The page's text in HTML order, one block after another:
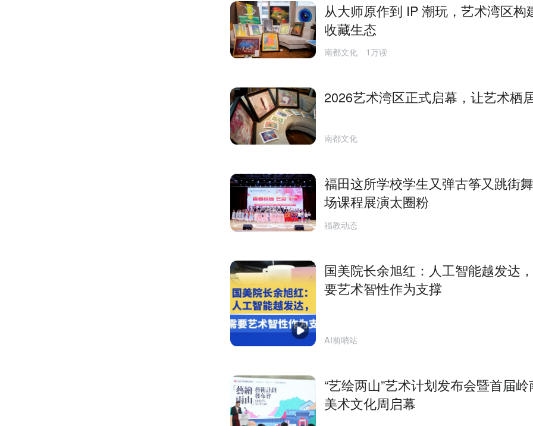
从大师原作到 IP 潮玩，艺术湾区构
收藏生态
南都文化 1万读
​2026艺术湾区正式启幕，让艺术栖
南都文化
福田这所学校学生又弹古筝又跳街
场课程展演太圈粉
福教动态
国美院长余旭红：人工智能越发达
要艺术智性作为支撑
AI前哨站
“艺绘两山”艺术计划发布会暨首届
美术文化周启幕